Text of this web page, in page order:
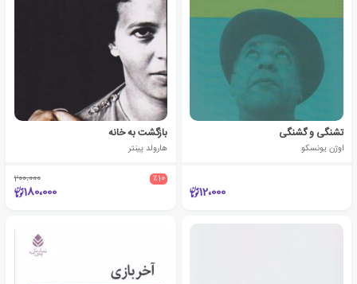
تشنگی و گشنگی
اوژن یونسکو
12،000
بازگشت به خانه
هارولد پینتر
٪10 200،000
180،000